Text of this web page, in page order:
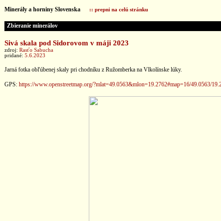
Minerály a horniny Slovenska :: prepni na celú stránku
Zbieranie minerálov
Sivá skala pod Sidorovom v máji 2023
zdroj: Rasťo Sabucha
pridané: 5.6.2023
Jarná fotka obľúbenej skaly pri chodníku z Ružomberka na Vlkolínske lúky.
GPS: https://www.openstreetmap.org/?mlat=49.0563&mlon=19.2762#map=16/49.0563/